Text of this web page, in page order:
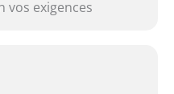
vos exigences